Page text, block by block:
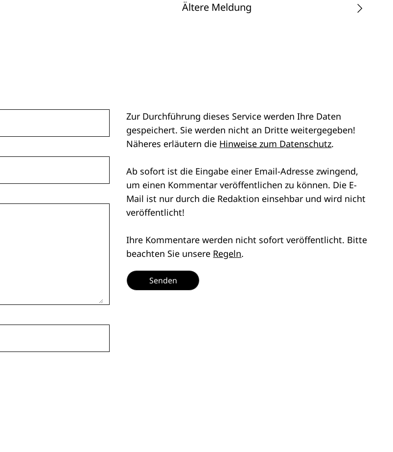
Ältere Meldung
Zur Durchführung dieses Service werden Ihre Daten
gespeichert. Sie werden nicht an Dritte weitergegeben!
Näheres erläutern die Hinweise zum Datenschutz.
Ab sofort ist die Eingabe einer Email-Adresse zwingend,
um einen Kommentar veröffentlichen zu können. Die E-
Mail ist nur durch die Redaktion einsehbar und wird nicht
veröffentlicht!
Ihre Kommentare werden nicht sofort veröffentlicht. Bitte
beachten Sie unsere Regeln.
Senden